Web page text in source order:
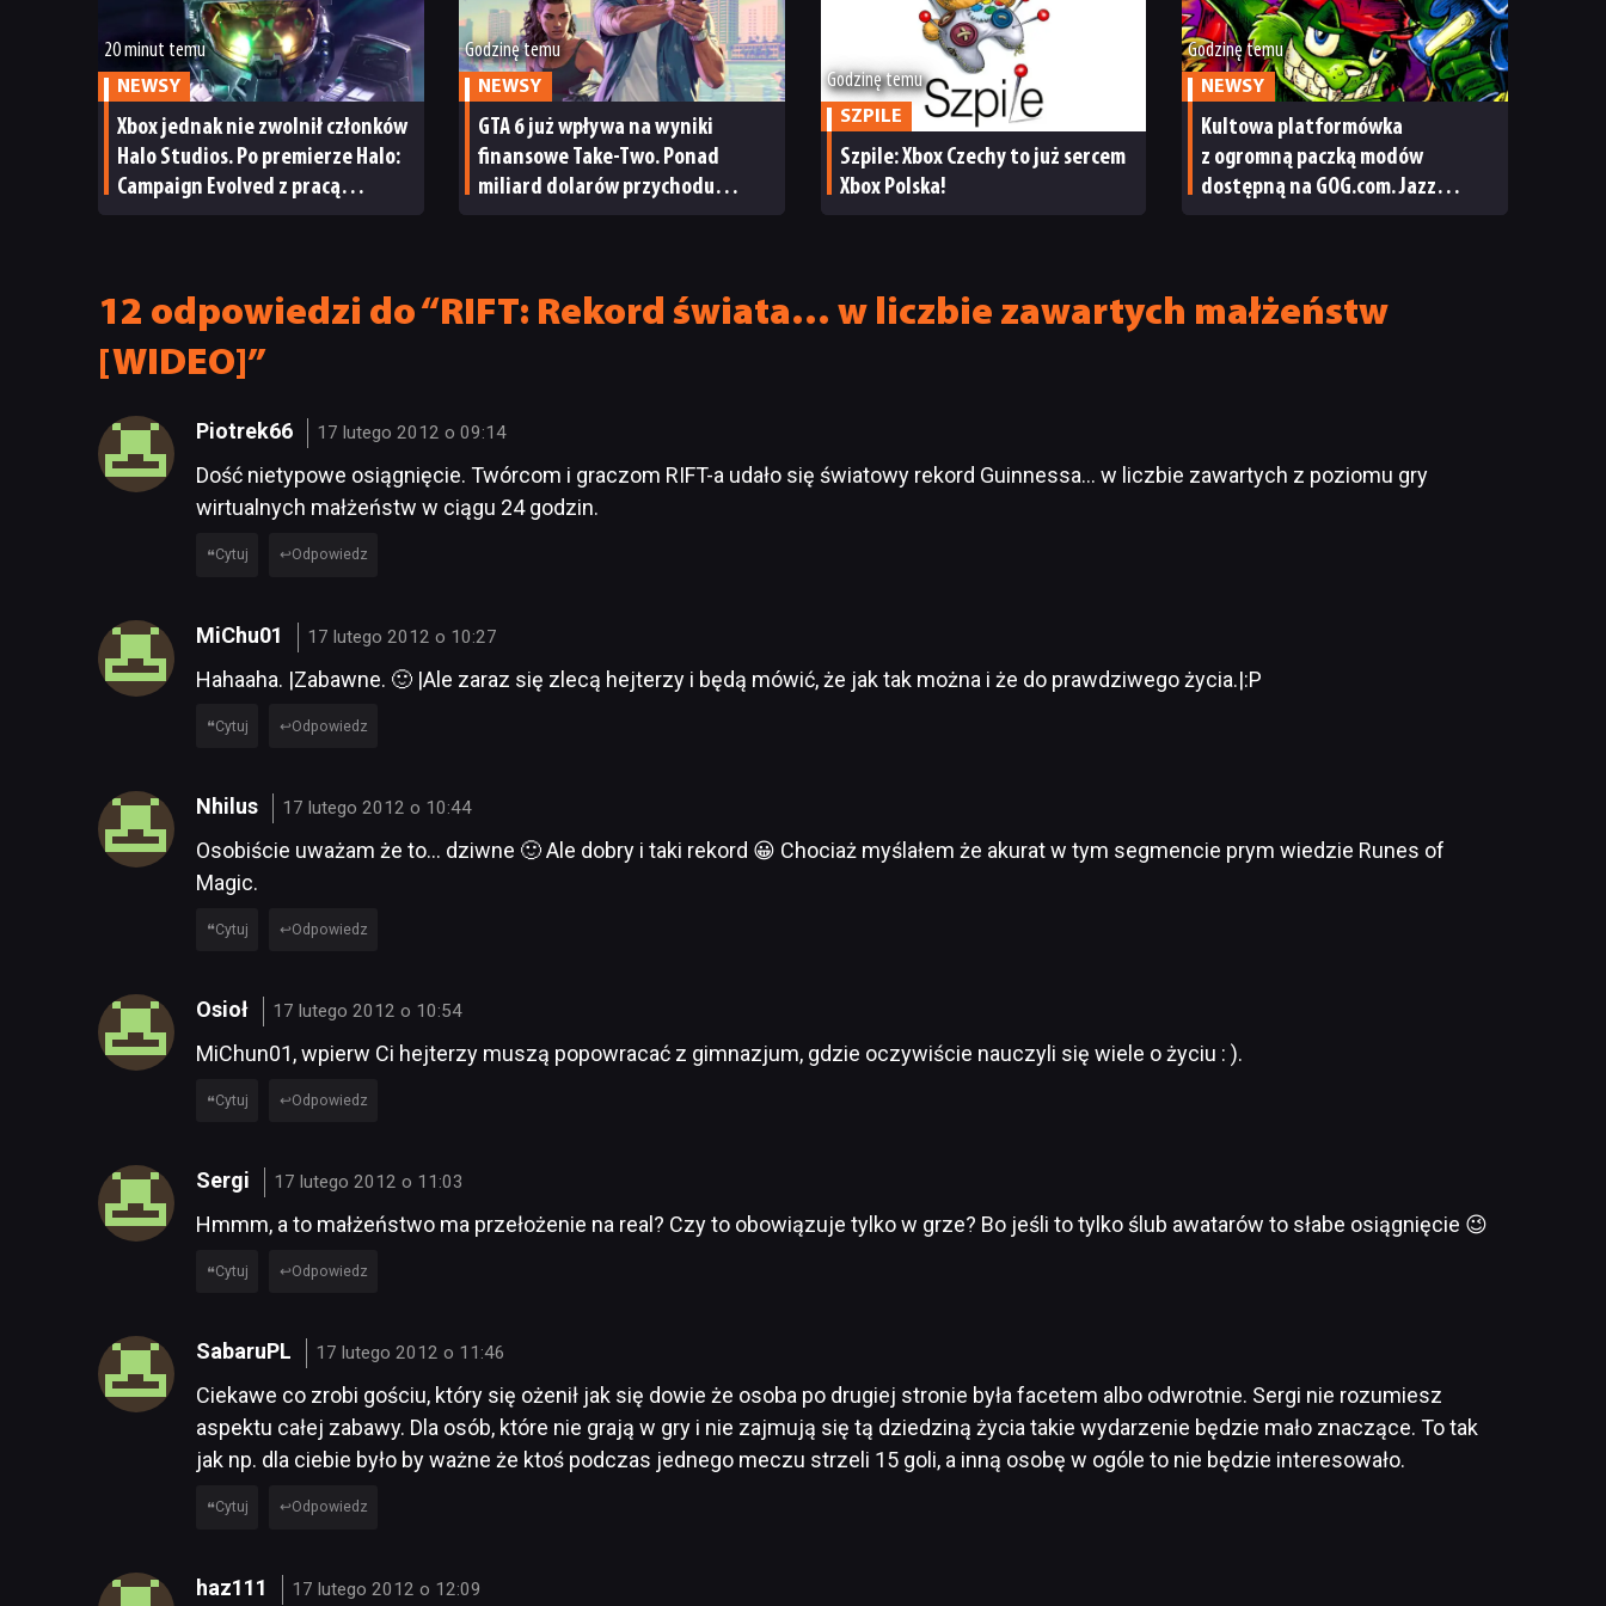
20 minut temu
NEWSY
Xbox jednak nie zwolnił członków
Halo Studios. Po premierze Halo:
Campaign Evolved z pracą
Godzinę temu
NEWSY
GTA 6 już wpływa na wyniki
finansowe Take-Two. Ponad
miliard dolarów przychodu
Godzinę temu
SZPILE
Szpile: Xbox Czechy to już sercem
Xbox Polska!
Godzinę temu
NEWSY
Kultowa platformówka
z ogromną paczką modów
dostępną na GOG.com. Jazz
12 odpowiedzi do “RIFT: Rekord świata… w liczbie zawartych małżeństw
[WIDEO]”
Piotrek66 17 lutego 2012 o 09:14
Dość nietypowe osiągnięcie. Twórcom i graczom RIFT-a udało się światowy rekord Guinnessa… w liczbie zawartych z poziomu gry
wirtualnych małżeństw w ciągu 24 godzin.
Cytuj Odpowiedz
MiChu01 17 lutego 2012 o 10:27
Hahaaha. |Zabawne. 🙂 |Ale zaraz się zlecą hejterzy i będą mówić, że jak tak można i że do prawdziwego życia.|:P
Cytuj Odpowiedz
Nhilus 17 lutego 2012 o 10:44
Osobiście uważam że to… dziwne 🙂 Ale dobry i taki rekord 😀 Chociaż myślałem że akurat w tym segmencie prym wiedzie Runes of
Magic.
Cytuj Odpowiedz
Osioł 17 lutego 2012 o 10:54
MiChun01, wpierw Ci hejterzy muszą popowracać z gimnazjum, gdzie oczywiście nauczyli się wiele o życiu : ).
Cytuj Odpowiedz
Sergi 17 lutego 2012 o 11:03
Hmmm, a to małżeństwo ma przełożenie na real? Czy to obowiązuje tylko w grze? Bo jeśli to tylko ślub awatarów to słabe osiągnięcie 😉
Cytuj Odpowiedz
SabaruPL 17 lutego 2012 o 11:46
Ciekawe co zrobi gościu, który się ożenił jak się dowie że osoba po drugiej stronie była facetem albo odwrotnie. Sergi nie rozumiesz
aspektu całej zabawy. Dla osób, które nie grają w gry i nie zajmują się tą dziedziną życia takie wydarzenie będzie mało znaczące. To tak
jak np. dla ciebie było by ważne że ktoś podczas jednego meczu strzeli 15 goli, a inną osobę w ogóle to nie będzie interesowało.
Cytuj Odpowiedz
haz111 17 lutego 2012 o 12:09